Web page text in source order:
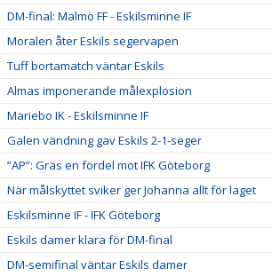
DM-final: Malmö FF - Eskilsminne IF
Moralen åter Eskils segervapen
Tuff bortamatch väntar Eskils
Almas imponerande målexplosion
Mariebo IK - Eskilsminne IF
Galen vändning gav Eskils 2-1-seger
”AP”: Gräs en fördel mot IFK Göteborg
När målskyttet sviker ger Johanna allt för laget
Eskilsminne IF - IFK Göteborg
Eskils damer klara för DM-final
DM-semifinal väntar Eskils damer